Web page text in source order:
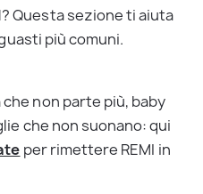
? Questa sezione ti aiuta
più comuni.
non parte più, baby
che non suonano: qui
per rimettere REMI in